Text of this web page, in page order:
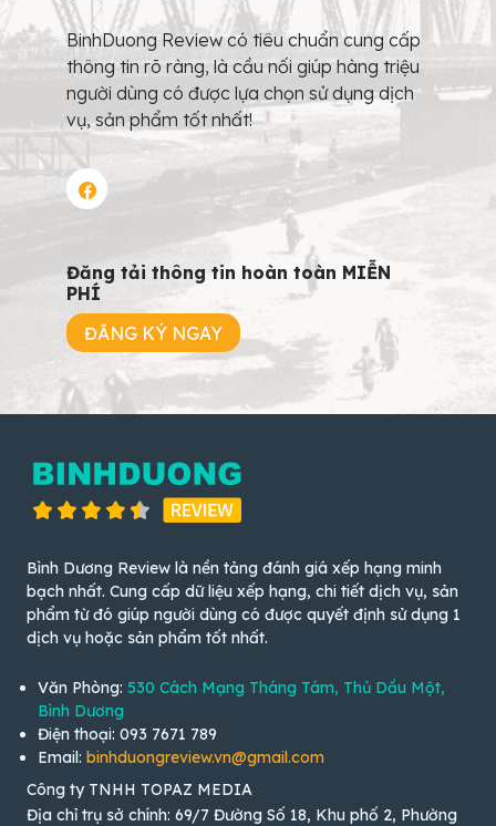
BinhDuong Review có tiêu chuẩn cung cấp
thông tin rõ ràng, là cầu nối giúp hàng triệu
người dùng có được lựa chọn sử dụng dịch
vụ, sản phẩm tốt nhất!
Đăng tải thông tin hoàn toàn MIỄN
PHÍ
ĐĂNG KÝ NGAY
Bình Dương Review là nền tảng đánh giá xếp hạng minh
bạch nhất. Cung cấp dữ liệu xếp hạng, chi tiết dịch vụ, sản
phẩm từ đó giúp người dùng có được quyết định sử dụng 1
dịch vụ hoặc sản phẩm tốt nhất.
Văn Phòng: 530 Cách Mạng Tháng Tám, Thủ Dầu Một,
Bình Dương
Điện thoại: 093 7671 789
Email: binhduongreview.vn@gmail.com
Công ty TNHH TOPAZ MEDIA
Địa chỉ trụ sở chính: 69/7 Đường Số 18, Khu phố 2, Phường